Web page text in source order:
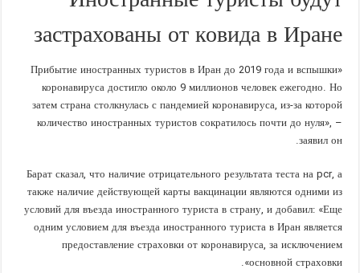
застрахованы от ковида в Иране
«Прибытие иностранных туристов в Иран до 2019 года и вспышки
коронавируса достигло около 9 миллионов человек ежегодно. Но
затем страна столкнулась с пандемией коронавируса, из-за которой
количество иностранных туристов сократилось почти до нуля», –
заявил он.
Барат сказал, что наличие отрицательного результата теста на pcr, а
также наличие действующей карты вакцинации являются одними из
условий для въезда иностранного туриста в страну, и добавил: «Еще
одним условием для въезда иностранного туриста в Иран является
предоставление страховки от коронавируса, за исключением
основной страховки».